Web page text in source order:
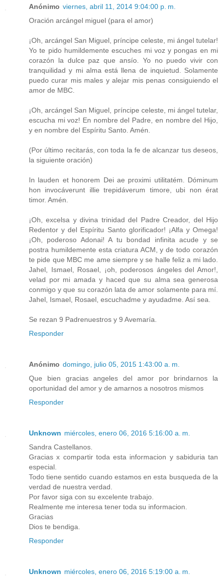
Anónimo viernes, abril 11, 2014 9:04:00 p. m.
Oración arcángel miguel (para el amor)
¡Oh, arcángel San Miguel, príncipe celeste, mi ángel tutelar!
Yo te pido humildemente escuches mi voz y pongas en mi
corazón la dulce paz que ansío. Yo no puedo vivir con
tranquilidad y mi alma está llena de inquietud. Solamente
puedo curar mis males y alejar mis penas consiguiendo el
amor de MBC.
¡Oh, arcángel San Miguel, príncipe celeste, mi ángel tutelar,
escucha mi voz! En nombre del Padre, en nombre del Hijo,
y en nombre del Espíritu Santo. Amén.
(Por último recitarás, con toda la fe de alcanzar tus deseos,
la siguiente oración)
In lauden et honorem Dei ae proximi utilitatém. Dóminum
hon invocáverunt illie trepidáverum timore, ubi non érat
timor. Amén.
¡Oh, excelsa y divina trinidad del Padre Creador, del Hijo
Redentor y del Espíritu Santo glorificador! ¡Alfa y Omega!
¡Oh, poderoso Adonai! A tu bondad infinita acude y se
postra humildemente esta criatura ACM, y de todo corazón
te pide que MBC me ame siempre y se halle feliz a mi lado.
Jahel, Ismael, Rosael, ¡oh, poderosos ángeles del Amor!,
velad por mi amada y haced que su alma sea generosa
conmigo y que su corazón lata de amor solamente para mí.
Jahel, Ismael, Rosael, escuchadme y ayudadme. Así sea.
Se rezan 9 Padrenuestros y 9 Avemaría.
Responder
Anónimo domingo, julio 05, 2015 1:43:00 a. m.
Que bien gracias angeles del amor por brindarnos la
oportunidad del amor y de amarnos a nosotros mismos
Responder
Unknown miércoles, enero 06, 2016 5:16:00 a. m.
Sandra Castellanos.
Gracias x compartir toda esta informacion y sabiduria tan
especial.
Todo tiene sentido cuando estamos en esta busqueda de la
verdad de nuestra verdad.
Por favor siga con su excelente trabajo.
Realmente me interesa tener toda su informacion.
Gracias
Dios te bendiga.
Responder
Unknown miércoles, enero 06, 2016 5:19:00 a. m.